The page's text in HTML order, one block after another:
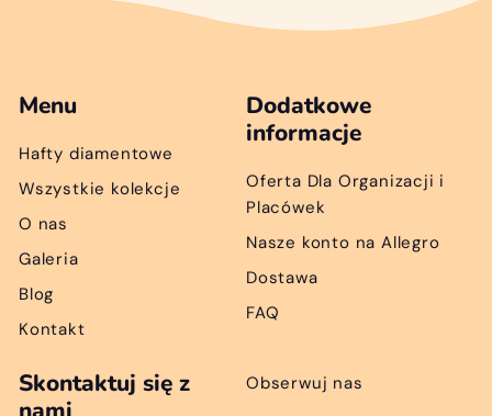
Menu
Hafty diamentowe
Wszystkie kolekcje
O nas
Galeria
Blog
Kontakt
Dodatkowe
informacje
Oferta Dla Organizacji i
Placówek
Nasze konto na Allegro
Dostawa
FAQ
Skontaktuj się z
Obserwuj nas